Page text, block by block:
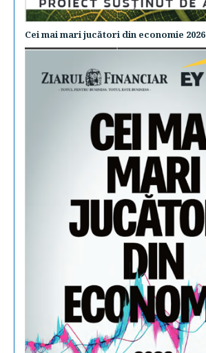
Cei mai mari jucători din economie 2026